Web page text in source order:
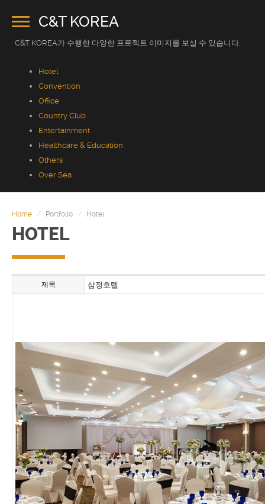
HOME
COMPANY
PORTFOLIO
IN STOCK
C&T KOREA
C&T KOREA가 수행한 다양한 프로젝트 이미지를 보실 수 있습니다.
Hotel
Convention
Office
Country Club
Entertainment
Healthcare & Education
Others
Over Sea
Home Portfolio Hotel
HOTEL
제목 삼정호텔